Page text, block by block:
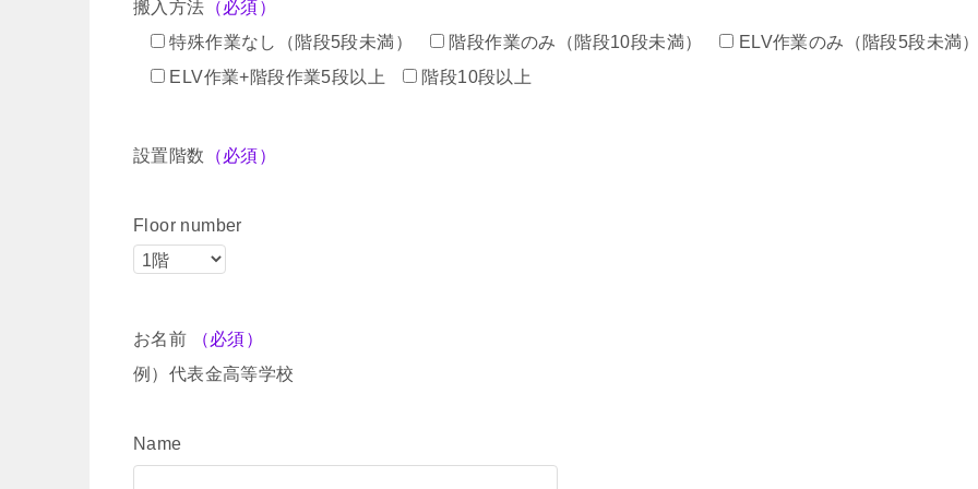
搬入方法 （必須）
特殊作業なし（階段5段未満）
階段作業のみ（階段10段未満）
ELV作業のみ（階段5段未満
ELV作業+階段作業5段以上
階段10段以上
設置階数 （必須）
Floor number
お名前
（必須）
例）代表金高等学校
Name